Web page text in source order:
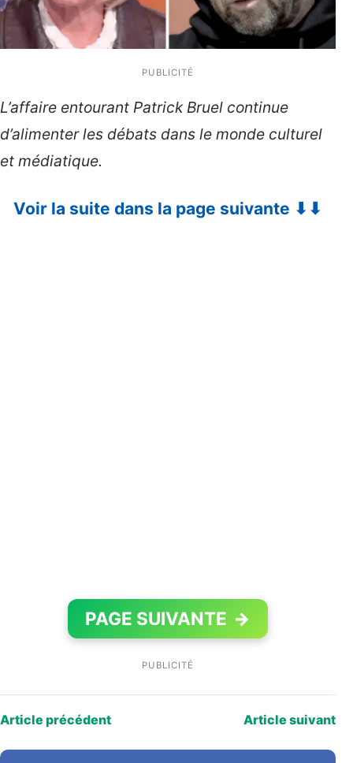
PUBLICITÉ
L’affaire entourant Patrick Bruel continue
d’alimenter les débats dans le monde culturel
et médiatique.
Voir la suite dans la page suivante ⬇⬇
PAGE SUIVANTE →
PUBLICITÉ
Article précédent Article suivant